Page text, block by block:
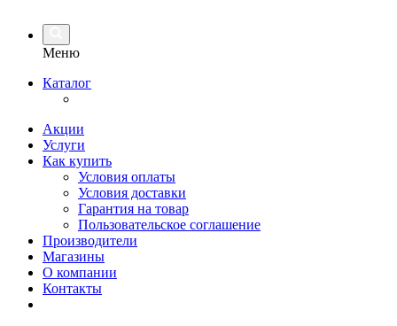
Меню
Каталог
Акции
Услуги
Как купить
Условия оплаты
Условия доставки
Гарантия на товар
Пользовательское соглашение
Производители
Магазины
О компании
Контакты